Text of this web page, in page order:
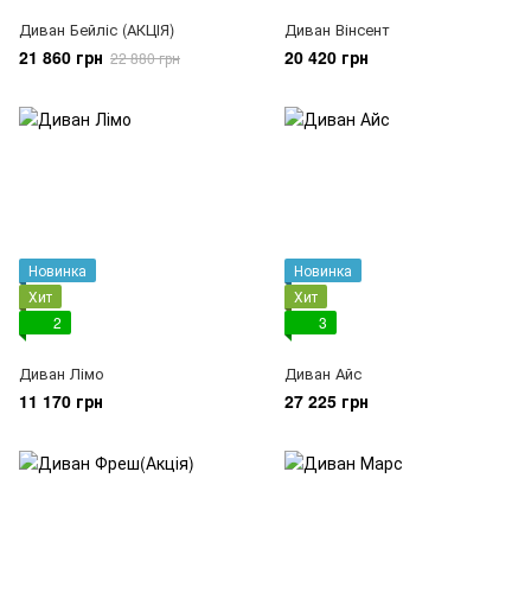
Диван Бейліс (АКЦІЯ)
21 860 грн 22 880 грн
Диван Вінсент
20 420 грн
Новинка
Хит
2
Диван Лімо
11 170 грн
Новинка
Хит
3
Диван Айс
27 225 грн